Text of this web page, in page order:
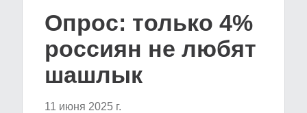
Опрос: только 4%
россиян не любят
шашлык
11 июня 2025 г.